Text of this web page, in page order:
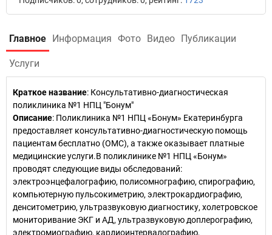
Главное Информация Фото Видео Публикации
Услуги
Краткое название: Консультативно-диагностическая
поликлиника №1 НПЦ "Бонум"
Описание: Поликлиника №1 НПЦ «Бонум» Екатеринбурга
предоставляет консультативно-диагностическую помощь
пациентам бесплатно (ОМС), а также оказывает платные
медицинские услуги.В поликлинике №1 НПЦ «Бонум»
проводят следующие виды обследований:
электроэнцефалографию, полисомнографию, спирографию,
компьютерную пульсокиметрию, электрокардиографию,
денситометрию, ультразвуковую диагностику, холетровское
мониторивание ЭКГ и АД, ультразвуковую доплерографию,
электромиографию, кардиоинтервалографию,